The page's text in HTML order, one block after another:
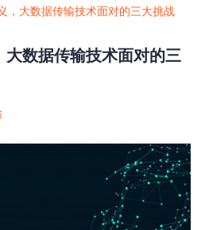
，大数据传输技术面对的三大挑战
大数据传输技术面对的三